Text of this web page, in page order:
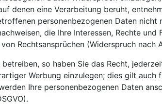
denen eine Verarbeitung beruht,
personenbezogenen Daten nicht
die Ihre Interessen, Rechte und
Rechtsansprüchen (Widerspruch nach
so haben Sie das Recht,
Werbung einzulegen; dies gilt auch
Ihre personenbezogenen Daten